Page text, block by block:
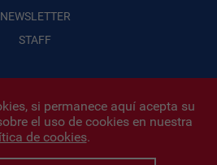
NEWSLETTER
STAFF
S.A. · CUIT: 30710438486 |
de datos personales
Iñigo Biain
si permanece aquí acepta su
el uso de cookies en nuestra
de cookies.